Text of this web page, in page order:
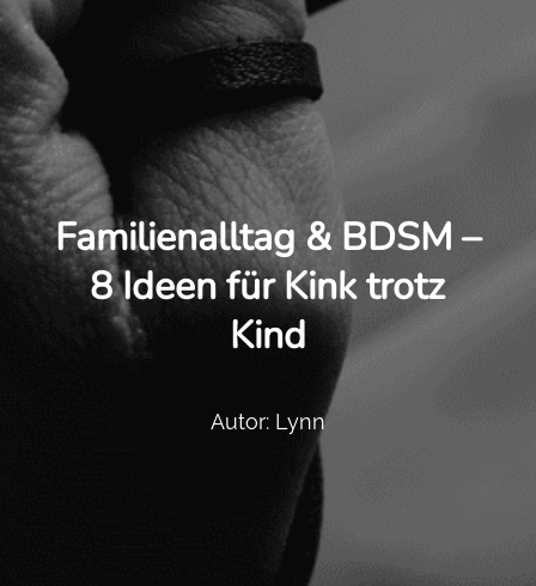
Familienalltag & BDSM –
8 Ideen für Kink trotz
Kind
Autor: Lynn